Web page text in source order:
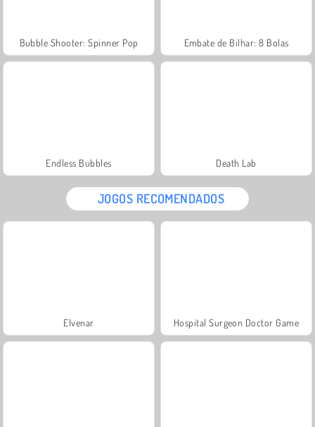
Bubble Shooter: Spinner Pop Embate de Bilhar: 8 Bolas
Endless Bubbles Death Lab
JOGOS RECOMENDADOS
Elvenar Hospital Surgeon Doctor Game